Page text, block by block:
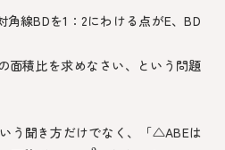
線BDを1：2にわける点がE、BD
積比を求めなさい、という問題
う聞き方だけでなく、「△ABEは